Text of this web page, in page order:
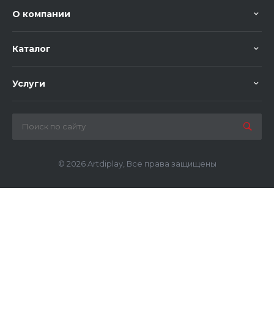
О компании
Каталог
Услуги
© 2026 Artdiplay, Все права защищены